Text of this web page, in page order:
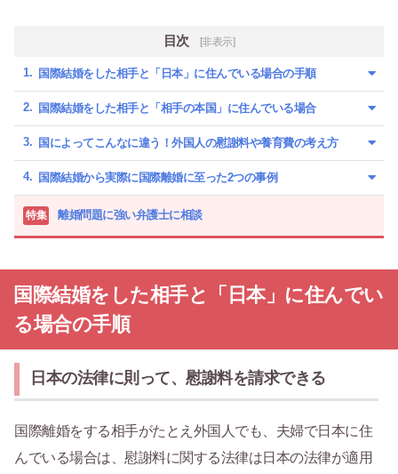
目次 [非表示]
国際結婚をした相手と「日本」に住んでいる場合の手順
国際結婚をした相手と「相手の本国」に住んでいる場合
国によってこんなに違う！外国人の慰謝料や養育費の考え方
国際結婚から実際に国際離婚に至った2つの事例
特集 離婚問題に強い弁護士に相談
国際結婚をした相手と「日本」に住んでい
る場合の手順
日本の法律に則って、慰謝料を請求できる
国際離婚をする相手がたとえ外国人でも、夫婦で日本に住
んでいる場合は、慰謝料に関する法律は日本の法律が適用